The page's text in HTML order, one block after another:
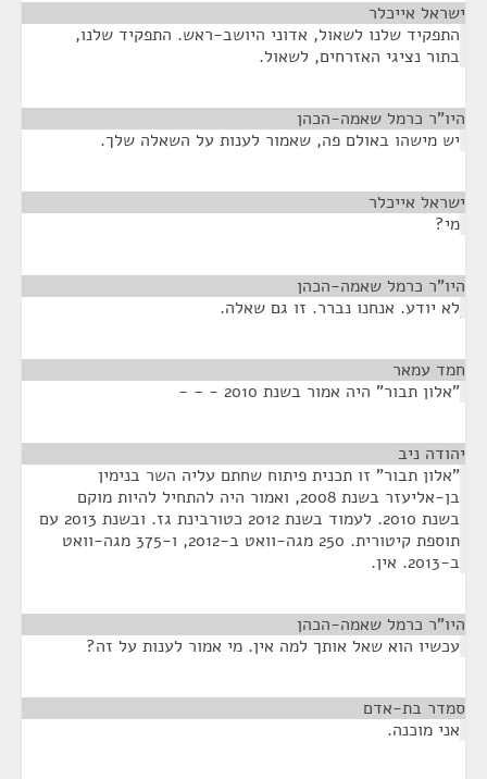
ישראל אייכלר
התפקיד שלנו לשאול, אדוני היושב-ראש. התפקיד שלנו,
בתור נציגי האזרחים, לשאול.
היו"ר כרמל שאמה-הכהן
יש מישהו באולם פה, שאמור לענות על השאלה שלך.
ישראל אייכלר
מי?
היו"ר כרמל שאמה-הכהן
לא יודע. אנחנו נברר. זו גם שאלה.
חמד עמאר
"אלון תבור" היה אמור בשנת 2010 - - -
יהודה ניב
"אלון תבור" זו תכנית פיתוח שחתם עליה השר בנימין
בן-אליעזר בשנת 2008, ואמור היה להתחיל להיות מוקם
בשנת 2010. לעמוד בשנת 2012 כטורבינת גז. ובשנת 2013 עם
תוספת קיטורית. 250 מגה-וואט ב-2012, ו-375 מגה-וואט
ב-2013. אין.
היו"ר כרמל שאמה-הכהן
עכשיו הוא שאל אותך למה אין. מי אמור לענות על זה?
סמדר בת-אדם
אני מוכנה.